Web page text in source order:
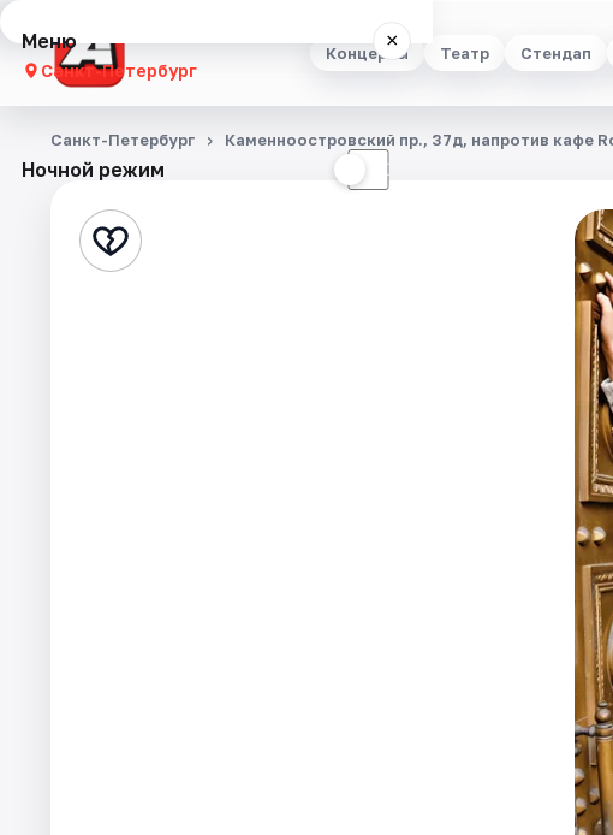
Концерты Театр Стендап
Меню ×
Санкт-Петербург
Концерты
Стендап
Ночной режим ☾
Санкт-Петербург Каменноостровский пр., 37д, напротив кафе